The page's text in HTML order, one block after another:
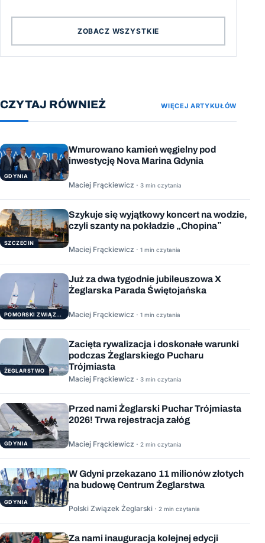
ZOBACZ WSZYSTKIE
CZYTAJ RÓWNIEŻ WIĘCEJ ARTYKUŁÓW
GDYNIA
Wmurowano kamień węgielny pod
inwestycję Nova Marina Gdynia
Maciej Frąckiewicz · 3 min czytania
SZCZECIN
Szykuje się wyjątkowy koncert na wodzie,
czyli szanty na pokładzie „Chopina”
Maciej Frąckiewicz · 1 min czytania
POMORSKI ZWIĄZEK ŻEGLARSKI
Już za dwa tygodnie jubileuszowa X
Żeglarska Parada Świętojańska
Maciej Frąckiewicz · 1 min czytania
ŻEGLARSTWO
Zacięta rywalizacja i doskonałe warunki
podczas Żeglarskiego Pucharu
Trójmiasta
Maciej Frąckiewicz · 3 min czytania
GDYNIA
Przed nami Żeglarski Puchar Trójmiasta
2026! Trwa rejestracja załóg
Maciej Frąckiewicz · 2 min czytania
GDYNIA
W Gdyni przekazano 11 milionów złotych
na budowę Centrum Żeglarstwa
Polski Związek Żeglarski · 2 min czytania
Za nami inauguracja kolejnej edycji